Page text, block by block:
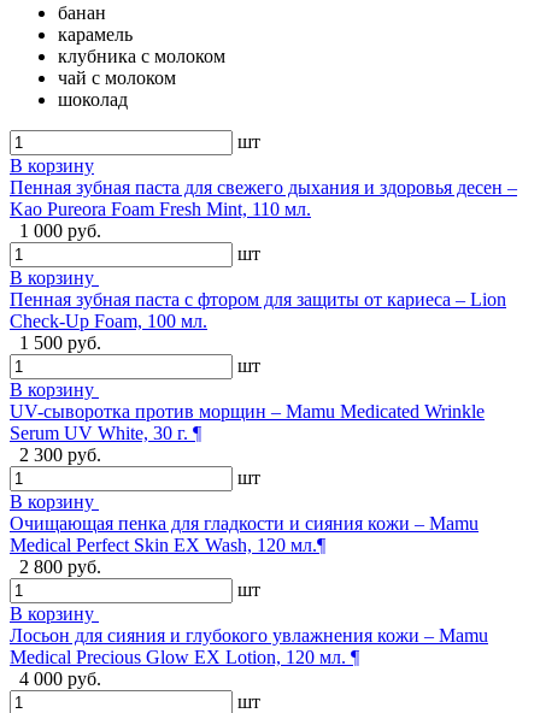
банан
карамель
клубника с молоком
чай с молоком
шоколад
шт
В корзину
Пенная зубная паста для свежего дыхания и здоровья десен –
Kao Pureora Foam Fresh Mint, 110 мл.
1 000 руб.
шт
В корзину
Пенная зубная паста с фтором для защиты от кариеса – Lion
Check-Up Foam, 100 мл.
1 500 руб.
шт
В корзину
UV-сыворотка против морщин – Mamu Medicated Wrinkle
Serum UV White, 30 г. ¶
2 300 руб.
шт
В корзину
Очищающая пенка для гладкости и сияния кожи – Mamu
Medical Perfect Skin EX Wash, 120 мл.¶
2 800 руб.
шт
В корзину
Лосьон для сияния и глубокого увлажнения кожи – Mamu
Medical Precious Glow EX Lotion, 120 мл. ¶
4 000 руб.
шт